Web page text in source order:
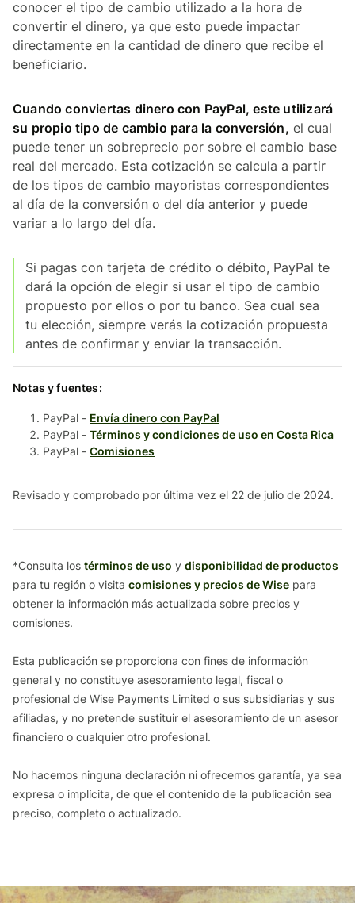
conocer el tipo de cambio utilizado a la hora de
convertir el dinero, ya que esto puede impactar
directamente en la cantidad de dinero que recibe el
beneficiario.
Cuando conviertas dinero con PayPal, este utilizará
su propio tipo de cambio para la conversión, el cual
puede tener un sobreprecio por sobre el cambio base
real del mercado. Esta cotización se calcula a partir
de los tipos de cambio mayoristas correspondientes
al día de la conversión o del día anterior y puede
variar a lo largo del día.
Si pagas con tarjeta de crédito o débito, PayPal te
dará la opción de elegir si usar el tipo de cambio
propuesto por ellos o por tu banco. Sea cual sea
tu elección, siempre verás la cotización propuesta
antes de confirmar y enviar la transacción.
Notas y fuentes:
PayPal - Envía dinero con PayPal
PayPal - Términos y condiciones de uso en Costa Rica
PayPal - Comisiones
Revisado y comprobado por última vez el 22 de julio de 2024.
*Consulta los términos de uso y disponibilidad de productos
para tu región o visita comisiones y precios de Wise para
obtener la información más actualizada sobre precios y
comisiones.
Esta publicación se proporciona con fines de información
general y no constituye asesoramiento legal, fiscal o
profesional de Wise Payments Limited o sus subsidiarias y sus
afiliadas, y no pretende sustituir el asesoramiento de un asesor
financiero o cualquier otro profesional.
No hacemos ninguna declaración ni ofrecemos garantía, ya sea
expresa o implícita, de que el contenido de la publicación sea
preciso, completo o actualizado.